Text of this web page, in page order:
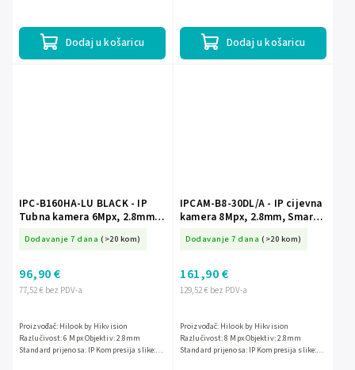
Dodaj u košaricu Dodaj u košaricu
IPC-B160HA-LU BLACK - IP
Tubna kamera 6Mpx, 2.8mm,
svjetlost, MD 2.0 - Hilook by
Dodavanje 7 dana (>20 kom)
77,52 € bez PDV-a
96,90 €
Proizvođač: Hilook by Hikvision
Razlučivost: 6 Mpx Objektiv: 2.8mm
Standard prijenosa: IP Kompresija slike:
IPCAM-B8-30DL/A - IP cijevna
kamera 8Mpx, 2.8mm, Smart
- HiLook by Hikvision
Dodavanje 7 dana (>20 kom)
129,52 € bez PDV-a
161,90 €
Proizvođač: Hilook by Hikvision
Razlučivost: 8 Mpx Objektiv: 2.8mm
Standard prijenosa: IP Kompresija slike: